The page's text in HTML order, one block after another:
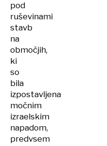
pod
ruševinami
stavb
na
območjih,
ki
so
bila
izpostavljena
močnim
izraelskim
napadom,
predvsem